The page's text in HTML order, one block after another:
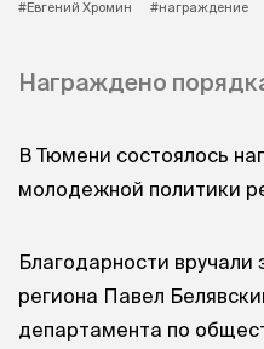
#Евгений Хромин
#награждение
Награждено
В Тюмени состоялось
молодежной политики
Благодарности вручали
региона Павел
департамента по